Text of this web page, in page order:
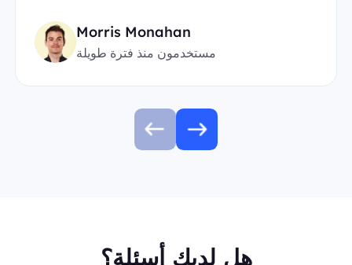
Morris Monahan
مستخدمون منذ فترة طويلة
هل لديك أسئلة؟